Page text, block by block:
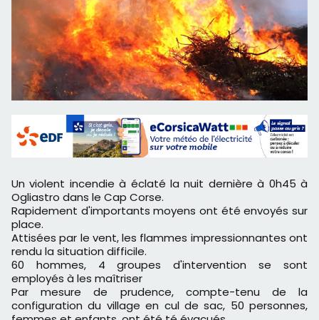
Un violent incendie à éclaté la nuit dernière à 0h45 à
Ogliastro dans le Cap Corse.
Rapidement d'importants moyens ont été envoyés sur
place.
Attisées par le vent, les flammes impressionnantes ont
rendu la situation difficile.
60 hommes, 4 groupes d'intervention se sont
employés à les maîtriser
Par mesure de prudence, compte-tenu de la
configuration du village en cul de sac, 50 personnes,